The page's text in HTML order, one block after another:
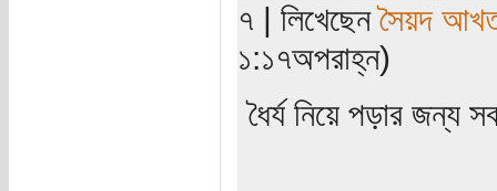
৭ | লিখেছেনসৈয়দ
১:১৭অপরাহ্ন)
ধৈর্য নিয়ে পড়ার জন্য